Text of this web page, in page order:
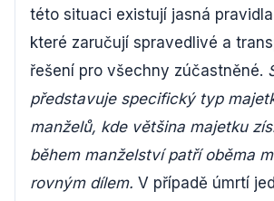
této situaci existují jasná
které zaručují spravedlivé a
řešení pro všechny zúčastněné.
představuje specifický typ
manželů, kde většina majetku
během manželství patří oběma
rovným dílem. V případě úmrtí